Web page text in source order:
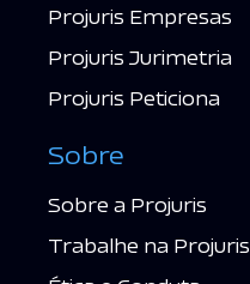
Projuris Empresas
Projuris Jurimetria
Projuris Peticiona
Sobre
Sobre a Projuris
Trabalhe na Projuris